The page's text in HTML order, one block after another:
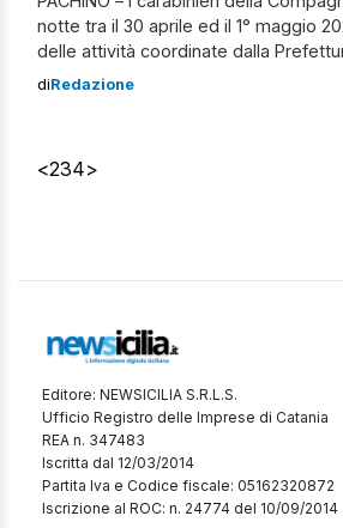
notte tra il 30 aprile ed il 1° maggio
delle attività coordinate dalla
hanno svolto a Marzamemi un
diRedazione
<234>
Editore: NEWSICILIA S.R.L.S.
Ufficio Registro delle Imprese di Catania
REA n. 347483
Iscritta dal 12/03/2014
Partita Iva e Codice fiscale: 05162320872
Iscrizione al ROC: n. 24774 del 10/09/2014